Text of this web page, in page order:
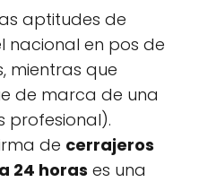
aptitudes de
nacional en pos de
mientras que
de marca de una
de cerrajeros
24 horas es una